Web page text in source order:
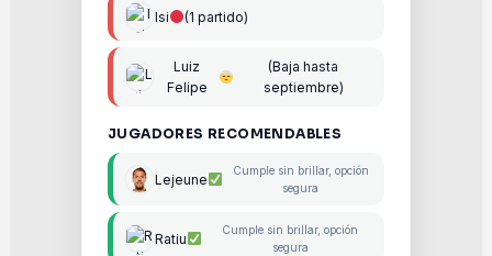
Isi (1 partido)
Luiz
Felipe
(Baja hasta
septiembre)
JUGADORES RECOMENDABLES
Lejeune
Cumple sin brillar, opción
segura
Ratiu
Cumple sin brillar, opción
segura